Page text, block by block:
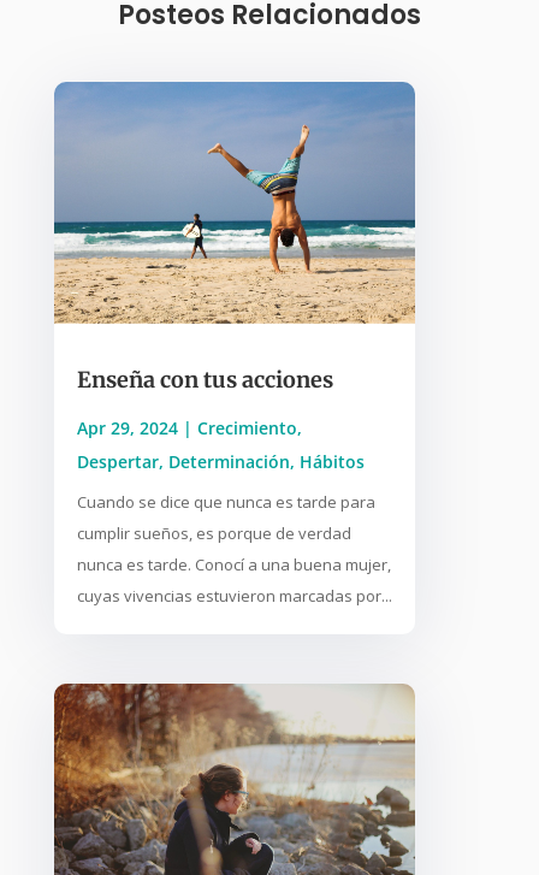
Posteos Relacionados
Enseña con tus acciones
Apr 29, 2024| Crecimiento,
Despertar, Determinación, Hábitos
Cuando se dice que nunca es tarde para
cumplir sueños, es porque de verdad
nunca es tarde. Conocí a una buena mujer,
cuyas vivencias estuvieron marcadas por...